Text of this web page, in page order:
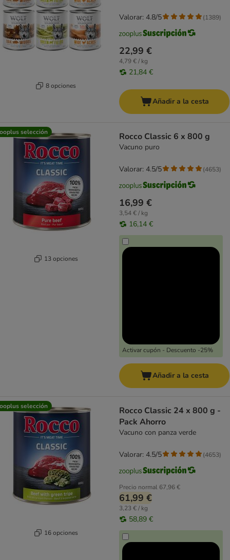
8 opciones
22,99 €
4,79 € / kg
21,84 €
Valorar: 4.8/5 (1389)
Añadir a la cesta
selección
13 opciones
Rocco Classic 6 x 800 g
Vacuno puro
16,99 €
3,54 € / kg
16,14 €
Activar cupón - Descuento -25%
Valorar: 4.5/5 (4653)
Añadir a la cesta
selección
16 opciones
Rocco Classic 24 x 800 g -
Pack Ahorro
Vacuno con panza verde
Precio normal 67,96 €
61,99 €
3,23 € / kg
58,89 €
Valorar: 4.5/5 (4653)